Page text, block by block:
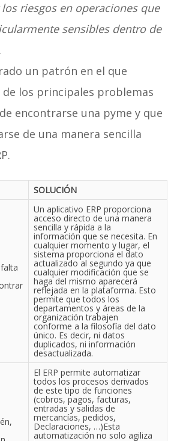
riesgos en operaciones que
sensibles dentro de
un patrón en el que
los principales problemas
encontrarse una pyme y que
de una manera sencilla
SOLUCIÓN
Un aplicativo ERP proporciona
acceso directo de una manera
sencilla y rápida a la
información que se necesita. En
cualquier momento y lugar, el
sistema proporciona el dato
actualizado al segundo ya que
cualquier modificación que se
haga del mismo aparecerá
reflejada en la plataforma. Esto
permite que todos los
departamentos y áreas de la
organización trabajen
conforme a la filosofía del dato
único. Es decir, ni datos
duplicados, ni información
desactualizada.
El ERP permite automatizar
todos los procesos derivados
de este tipo de funciones
(cobros, pagos, facturas,
entradas y salidas de
mercancías, pedidos,
Declaraciones, …)Esta
automatización no solo agiliza